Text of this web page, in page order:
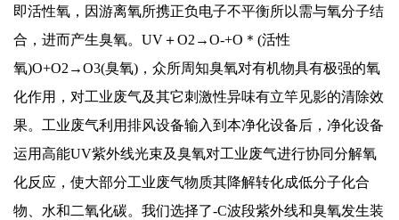
即活性氧，因游离氧所携正负电子不平衡所以需与氧分子结
合，进而产生臭氧。UV＋O2→O-+O＊(活性
氧)O+O2→O3(臭氧)，众所周知臭氧对有机物具有极强的氧
化作用，对工业废气及其它刺激性异味有立竿见影的清除效
果。工业废气利用排风设备输入到本净化设备后，净化设备
运用高能UV紫外线光束及臭氧对工业废气进行协同分解氧
化反应，使大部分工业废气物质其降解转化成低分子化合
物、水和二氧化碳。我们选择了-C波段紫外线和臭氧发生装